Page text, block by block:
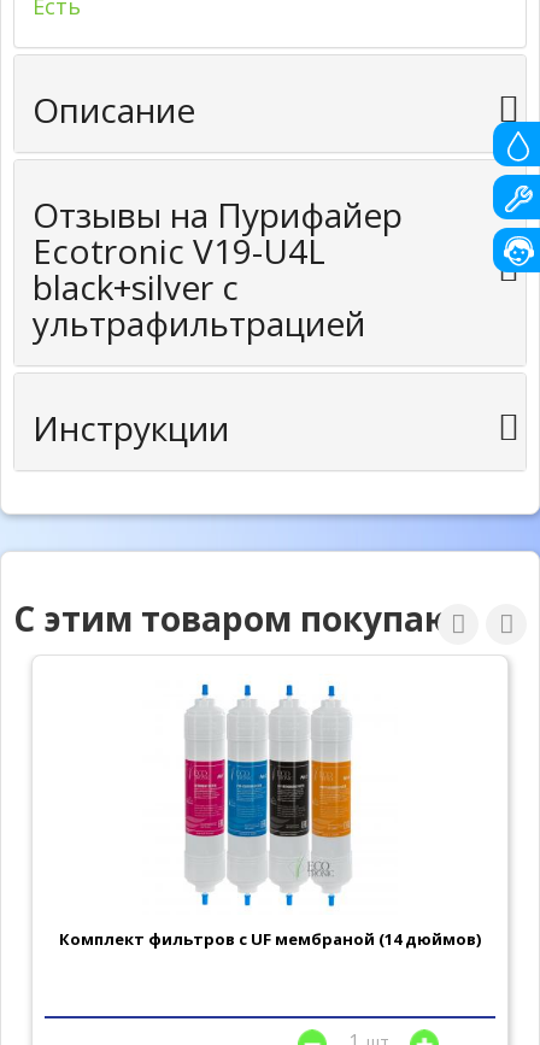
Есть
Описание
Отзывы на Пурифайер
Ecotronic V19-U4L
black+silver с
ультрафильтрацией
Инструкции
С этим товаром покупают
Комплект фильтров с UF мембраной (14 дюймов)